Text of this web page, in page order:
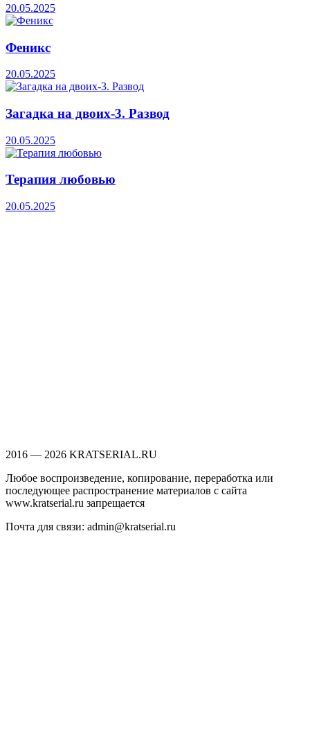
20.05.2025
Феникс
20.05.2025
Загадка на двоих-3. Развод
20.05.2025
Терапия любовью
20.05.2025
2016 — 2026 KRATSERIAL.RU
Любое воспроизведение, копирование, переработка или
последующее распространение материалов с сайта
www.kratserial.ru запрещается
Почта для связи: admin@kratserial.ru